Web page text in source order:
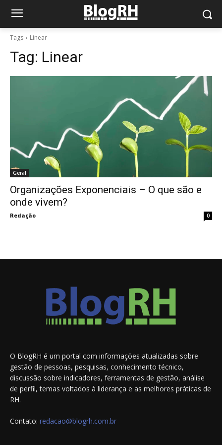
Tags Linear
Tag: Linear
Geral
Organizações Exponenciais – O que são e
onde vivem?
Redação 0
O BlogRH é um portal com informações atualizadas sobre
gestão de pessoas, pesquisas, conhecimento técnico,
discussão sobre indicadores, ferramentas de gestão, análise
de perfil, temas voltados à liderança e as melhores práticas de
RH.
Contato: redacao@blogrh.com.br